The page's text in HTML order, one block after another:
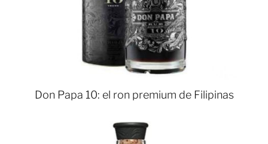
Don Papa 10: el ron premium de Filipinas